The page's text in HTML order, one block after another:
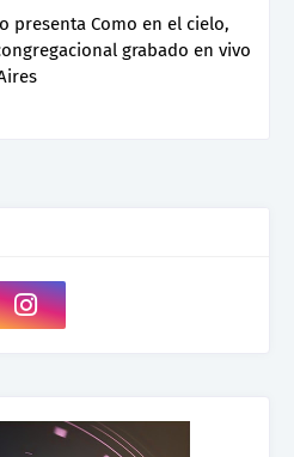
presenta Como en el cielo,
grabado en vivo